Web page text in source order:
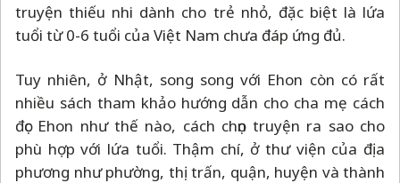
truyện thiếu nhi dành cho trẻ nhỏ, đặc biệt là lứa
tuổi từ 0-6 tuổi của Việt Nam chưa đáp ứng đủ.
Tuy nhiên, ở Nhật, song song với Ehon còn có rất
nhiều sách tham khảo hướng dẫn cho cha mẹ cách
đọc Ehon như thế nào, cách chọn truyện ra sao cho
phù hợp với lứa tuổi. Thậm chí, ở thư viện của địa
phương như phường, thị trấn, quận, huyện và thành